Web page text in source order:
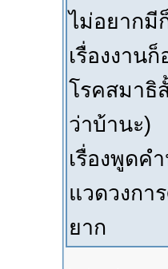
ไม่อยากมี
เรื่องงาน
โรคสมาธิ
ว่าบ้านะ)
เรื่องพูดค
แวดวงกา
ยาก